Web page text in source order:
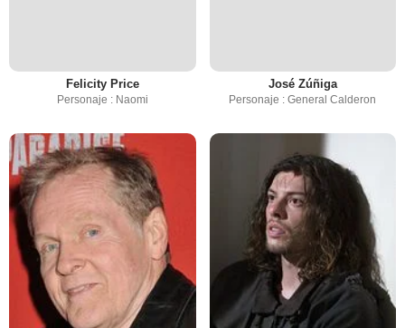
Felicity Price
Personaje : Naomi
José Zúñiga
Personaje : General Calderon